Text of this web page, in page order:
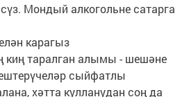
Мондый алкогольне сатарга
карагыз
киң таралган алымы - шешәне
сыйфатлы
хәтта кулланудан соң да